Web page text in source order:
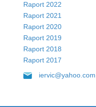
Raport 2022
Raport 2021
Raport 2020
Raport 2019
Raport 2018
Raport 2017
iervic@yahoo.com
propletenie.ru/